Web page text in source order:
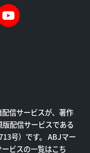
信サービスが、著作
配信サービスである
号）です。 ABJマー
ビスの一覧はこち